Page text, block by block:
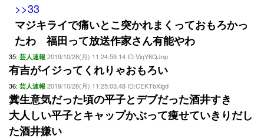
>>33
マジキライで痛いとこ突かれまくっておもろかっ
たわ 福田って放送作家さん有能やわ
35: 芸人速報 2019/10/28(月) 11:24:59.14 ID:ViqY6QJnp
有吉がイジってくれりゃおもろい
36: 芸人速報 2019/10/28(月) 11:25:03.48 ID:CEKTbXigd
糞生意気だった頃の平子とデブだった酒井すき
大人しい平子とキャップかぶって痩せていきりだし
た酒井嫌い